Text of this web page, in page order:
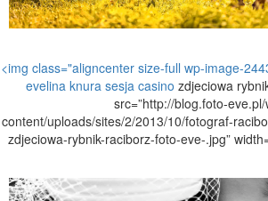
<img class="aligncenter size-full wp-image-
evelina knura sesja casino zdjeciowa
src=”http://blog.foto-eve.pl/
content/uploads/sites/2/2013/10/fotograf-
zdjeciowa-rybnik-raciborz-foto-eve-.jpg”